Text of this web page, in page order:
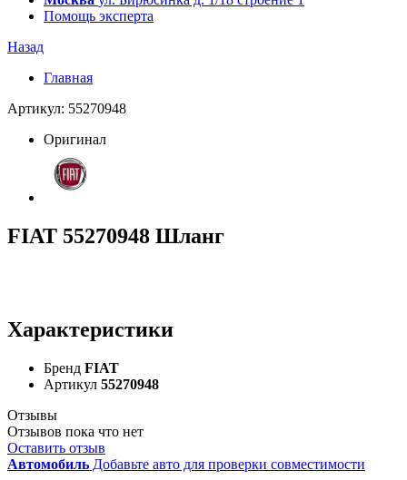
Помощь эксперта
Назад
Главная
Артикул: 55270948
Оригинал
FIAT 55270948 Шланг
Характеристики
Бренд FIAT
Артикул 55270948
Отзывы
Отзывов пока что нет
Оставить отзыв
Автомобиль Добавьте авто для проверки совместимости